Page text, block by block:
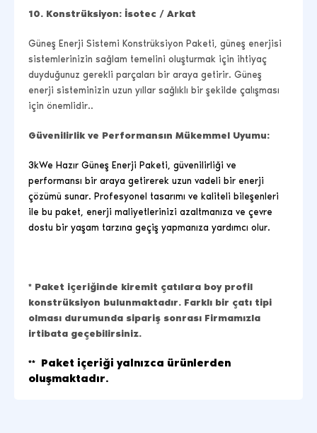
10. Konstrüksiyon: İsotec / Arkat
Güneş Enerji Sistemi Konstrüksiyon Paketi, güneş enerjisi
sistemlerinizin sağlam temelini oluşturmak için ihtiyaç
duyduğunuz gerekli parçaları bir araya getirir. Güneş
enerji sisteminizin uzun yıllar sağlıklı bir şekilde çalışması
için önemlidir..
Güvenilirlik ve Performansın Mükemmel Uyumu:
3kWe Hazır Güneş Enerji Paketi, güvenilirliği ve
performansı bir araya getirerek uzun vadeli bir enerji
çözümü sunar. Profesyonel tasarımı ve kaliteli bileşenleri
ile bu paket, enerji maliyetlerinizi azaltmanıza ve çevre
dostu bir yaşam tarzına geçiş yapmanıza yardımcı olur.
* Paket içeriğinde kiremit çatılara boy profil
konstrüksiyon bulunmaktadır. Farklı bir çatı tipi
olması durumunda sipariş sonrası Firmamızla
irtibata geçebilirsiniz.
** Paket içeriği yalnızca ürünlerden
oluşmaktadır.